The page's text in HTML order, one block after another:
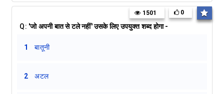
Q: 'जो अपनी बात से टले नहीं' उसके लिए उपयुक्त शब्द होगा -
1501 0
1 बातूनी
2 अटल